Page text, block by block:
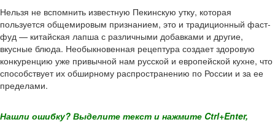
Нельзя не вспомнить известную Пекинскую утку, которая
пользуется общемировым признанием, это и традиционный фаст-
фуд — китайская лапша с различными добавками и другие,
вкусные блюда. Необыкновенная рецептура создает здоровую
конкуренцию уже привычной нам русской и европейской кухне, что
способствует их обширному распространению по России и за ее
пределами.
Нашли ошибку? Выделите текст и нажмите Ctrl+Enter,